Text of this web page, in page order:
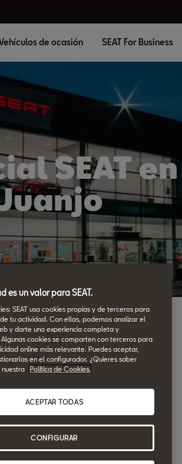
de ocasión SEAT For Business
SEAT
es un valor para SEAT.
SEAT usa cookies propias y de terceros para
tu actividad. Con ellas, podemos analizar el
y darte una experiencia completa y
cookies se comparten con terceros para
online más relevante. Puedes aceptar,
en el configurador. ¿Quieres saber
nuestra
Política de Cookies.
ACEPTAR TODAS
CONFIGURAR